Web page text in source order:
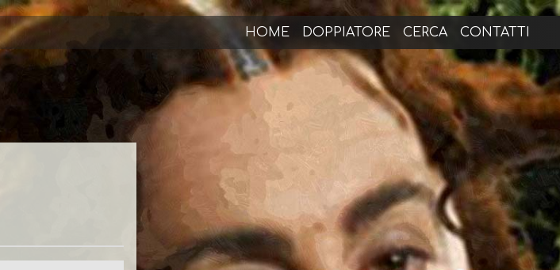
HOME DOPPIATORE CERCA CONTATTI